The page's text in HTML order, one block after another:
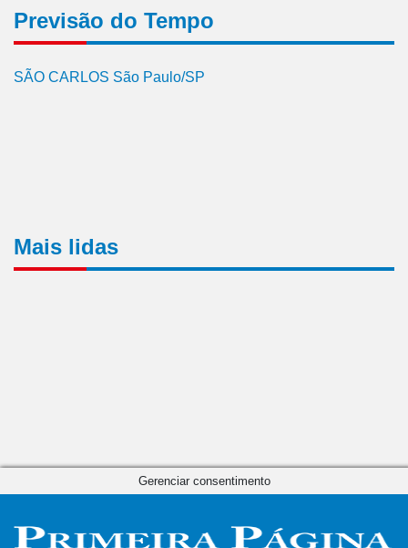
Previsão do Tempo
SÃO CARLOS São Paulo/SP
Mais lidas
Gerenciar consentimento